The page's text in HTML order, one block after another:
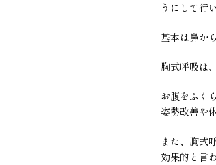
うにして行
基本は鼻か
胸式呼吸は
お腹をふく
姿勢改善や
また、胸式
効果的と言